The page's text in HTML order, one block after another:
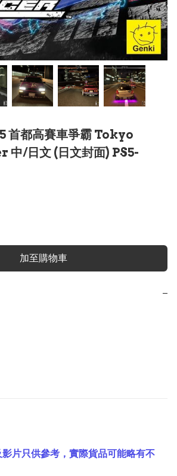
首都高賽車爭霸 Tokyo
/日文 (日文封面) PS5-
加至購物車
−
片只供參考，實際貨品可能略有不